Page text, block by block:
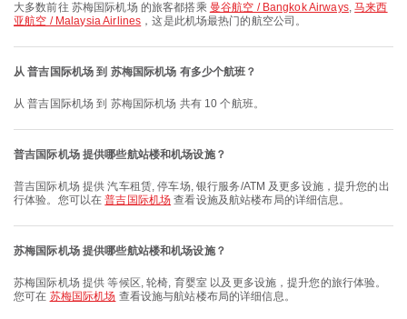
大多数前往 苏梅国际机场 的旅客都搭乘 曼谷航空 / Bangkok Airways,马来西
亚航空 / Malaysia Airlines ，这是此机场最热门的航空公司。
从 普吉国际机场 到 苏梅国际机场 有多少个航班？
从 普吉国际机场 到 苏梅国际机场 共有 10 个航班。
普吉国际机场 提供哪些航站楼和机场设施？
普吉国际机场 提供 汽车租赁, 停车场, 银行服务/ATM 及更多设施，提升您的出
行体验。您可以在普吉国际机场 查看设施及航站楼布局的详细信息。
苏梅国际机场 提供哪些航站楼和机场设施？
苏梅国际机场 提供 等候区, 轮椅, 育婴室 以及更多设施，提升您的旅行体验。
您可在 苏梅国际机场 查看设施与航站楼布局的详细信息。